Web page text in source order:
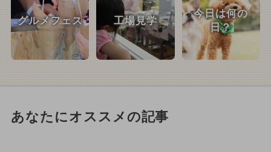
グルメフェス 工場見学
今日は何の
日？
あなたにオススメの記事